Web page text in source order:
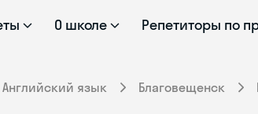
О школе Репетиторы по
Английский язык Благовещенск